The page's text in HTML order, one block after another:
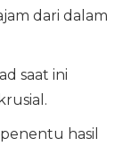
dari dalam
saat ini
hasil